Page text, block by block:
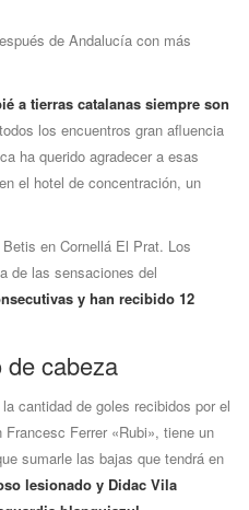
de Andalucí­a con más
a tierras catalanas siempre son
los encuentros gran afluencia
ha querido agradecer a esas
el hotel de concentración, un
en Cornellá El Prat. Los
de las sensaciones del
y han recibido 12
de cabeza
cantidad de goles recibidos por el
Ferrer «Rubi», tiene un
sumarle las bajas que tendrá en
lesionado y Didac Vila